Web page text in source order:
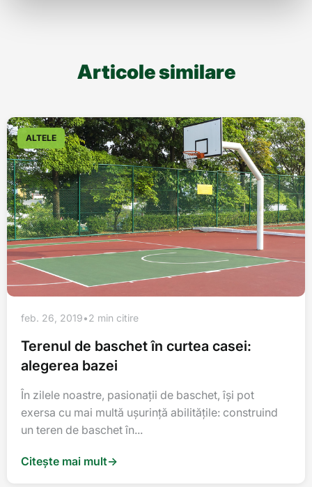
Articole similare
ALTELE
feb. 26, 2019•2 min citire
Terenul de baschet în curtea casei:
alegerea bazei
În zilele noastre, pasionații de baschet, își pot
exersa cu mai multă ușurință abilitățile: construind
un teren de baschet în...
Citește mai mult→